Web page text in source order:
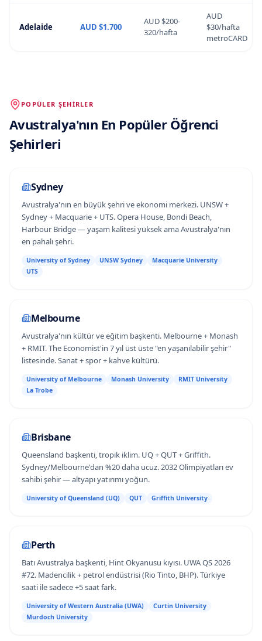
Adelaide AUD $1.700
AUD $200-
320/hafta
AUD
$30/hafta
metroCARD
POPÜLER ŞEHIRLER
Avustralya'nın En Popüler Öğrenci
Şehirleri
Sydney
Avustralya'nın en büyük şehri ve ekonomi merkezi. UNSW +
Sydney + Macquarie + UTS. Opera House, Bondi Beach,
Harbour Bridge — yaşam kalitesi yüksek ama Avustralya'nın
en pahalı şehri.
University of Sydney UNSW Sydney
Macquarie University
UTS
Melbourne
Avustralya'nın kültür ve eğitim başkenti. Melbourne + Monash
+ RMIT. The Economist'in 7 yıl üst üste "en yaşanılabilir şehir"
listesinde. Sanat + spor + kahve kültürü.
University of Melbourne Monash University
RMIT University
La Trobe
Brisbane
Queensland başkenti, tropik iklim. UQ + QUT + Griffith.
Sydney/Melbourne'dan %20 daha ucuz. 2032 Olimpiyatları ev
sahibi şehir — altyapı yatırımı yoğun.
University of Queensland (UQ) QUT Griffith University
Perth
Batı Avustralya başkenti, Hint Okyanusu kıyısı. UWA QS 2026
#72. Madencilik + petrol endüstrisi (Rio Tinto, BHP). Türkiye
saati ile sadece +5 saat fark.
University of Western Australia (UWA)
Curtin University
Murdoch University